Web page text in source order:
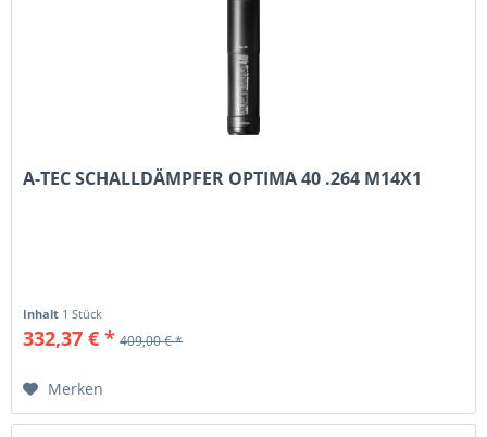
A-TEC SCHALLDÄMPFER OPTIMA 40 .264 M14X1
Inhalt 1 Stück
332,37 € * 409,00 € *
Merken